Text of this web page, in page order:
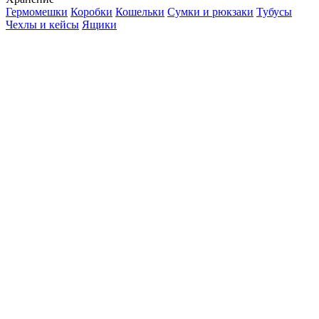
Гермомешки Коробки Кошельки Сумки и рюкзаки Тубусы
Чехлы и кейсы Ящики